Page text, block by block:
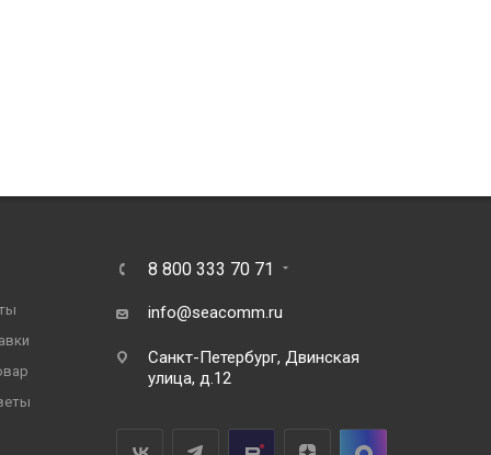
8 800 333 70 71
info@seacomm.ru
Санкт-Петербург, Двинская
улица, д.12